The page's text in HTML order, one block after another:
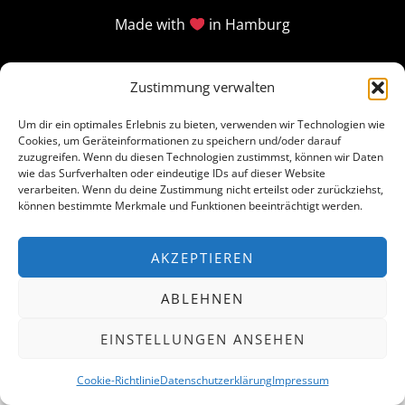
Zustimmung verwalten
Um dir ein optimales Erlebnis zu bieten, verwenden wir Technologien wie
Cookies, um Geräteinformationen zu speichern und/oder darauf
zuzugreifen. Wenn du diesen Technologien zustimmst, können wir Daten
wie das Surfverhalten oder eindeutige IDs auf dieser Website
verarbeiten. Wenn du deine Zustimmung nicht erteilst oder zurückziehst,
können bestimmte Merkmale und Funktionen beeinträchtigt werden.
AKZEPTIEREN
ABLEHNEN
EINSTELLUNGEN ANSEHEN
Cookie-RichtlinieDatenschutzerklärungImpressum
Made with in Hamburg